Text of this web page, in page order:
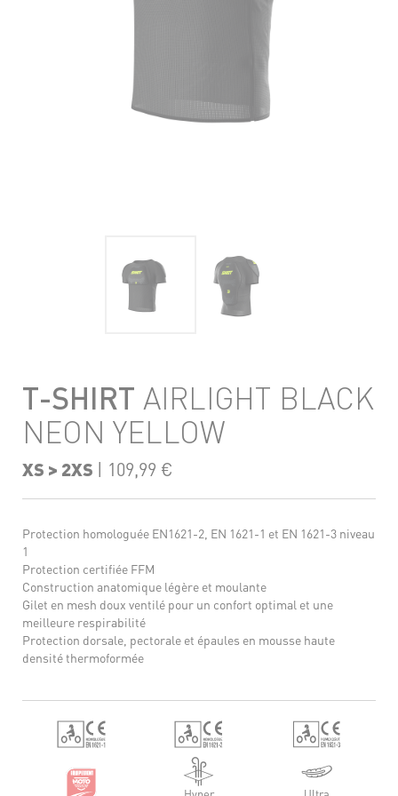
T-SHIRT AIRLIGHT BLACK
NEON YELLOW
XS > 2XS | 109,99 €
Protection homologuée EN1621-2, EN 1621-1 et EN 1621-3 niveau
1
Protection certifiée FFM
Construction anatomique légère et moulante
Gilet en mesh doux ventilé pour un confort optimal et une
meilleure respirabilité
Protection dorsale, pectorale et épaules en mousse haute
densité thermoformée
TAILLE
DE MANCHE (cm)
73-75
TOUR DE POITRINE (cm)